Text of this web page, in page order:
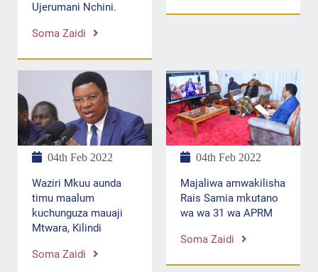
Ujerumani Nchini.
Soma Zaidi
04th Feb 2022
Waziri Mkuu aunda
timu maalum
kuchunguza mauaji
Mtwara, Kilindi
Soma Zaidi
04th Feb 2022
Majaliwa amwakilisha
Rais Samia mkutano
wa wa 31 wa APRM
Soma Zaidi